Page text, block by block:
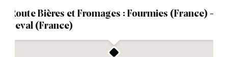
Route Bières et Fromages : Fourmies (France) -
Leval (France)